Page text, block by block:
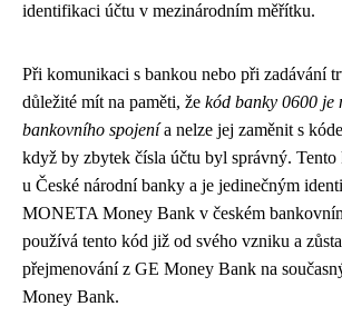
identifikaci účtu v mezinárodním měřítku.
Při komunikaci s bankou nebo při zadávání
důležité mít na paměti, že kód banky 0600 je
bankovního spojenía nelze jej zaměnit s
když by zbytek čísla účtu byl správný. Tento
u České národní banky a je jedinečným
MONETA Money Bank v českém
používá tento kód již od svého vzniku a
přejmenování z GE Money Bank na
Money Bank.